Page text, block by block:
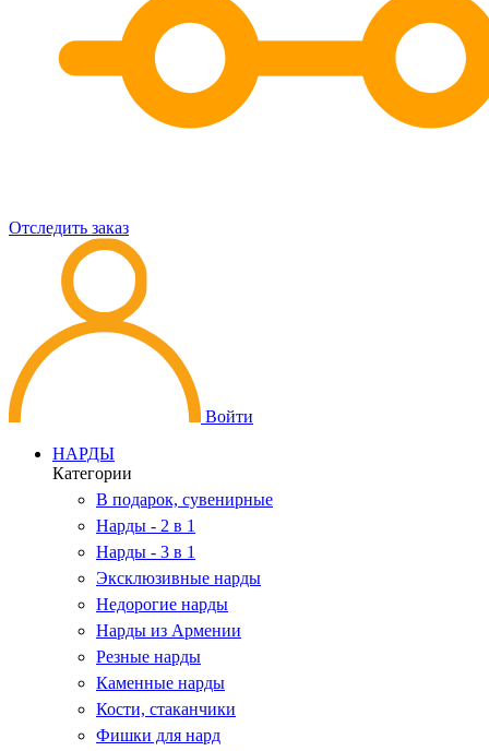
Отследить заказ
Войти
НАРДЫ
Категории
В подарок, сувенирные
Нарды - 2 в 1
Нарды - 3 в 1
Эксклюзивные нарды
Недорогие нарды
Нарды из Армении
Резные нарды
Каменные нарды
Кости, стаканчики
Фишки для нард